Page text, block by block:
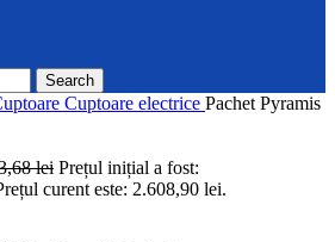
Search
Cuptoare electrice Pachet Pyramis
lei Prețul inițial a fost:
curent este: 2.608,90 lei.